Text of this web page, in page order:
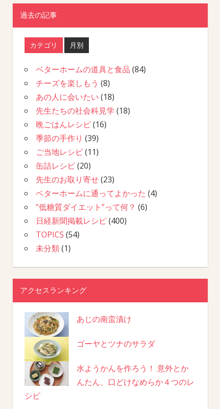
過去の記事
カテゴリ 月別
ベターホームの道具と食品 (84)
チーズを楽しもう (8)
あの人に会いたい (18)
先生たちの社会科見学 (18)
晩ごはんレシピ(16)
季節の手作り (39)
ご当地レシピ(11)
缶詰レシピ(20)
先生のお取り寄せ(23)
ベターホームに通ってよかった (4)
“低糖質ダイエット”って何？ (6)
日経新聞掲載レシピ(400)
TOPICS (54)
未分類(1)
アクセスランキング
あじの南蛮漬け
ゴーヤとツナのサラダ
水ようかんを作ろう！ 意外とか
んたん、口どけなめらか４つのレ
シピ